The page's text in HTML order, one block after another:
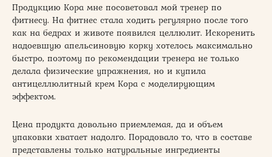
Продукцию Кора мне посоветовал мой тренер по
фитнесу. На фитнес стала ходить регулярно после того
как на бедрах и животе появился целлюлит. Искоренить
надоевшую апельсиновую корку хотелось максимально
быстро, поэтому по рекомендации тренера не только
делала физические упражнения, но и купила
антицеллюлитный крем Кора с моделирующим
эффектом.
Цена продукта довольно приемлемая, да и объем
упаковки хватает надолго. Порадовало то, что в составе
представлены только натуральные ингредиенты